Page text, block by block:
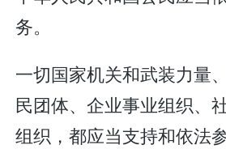
务。
一切国家机关和武装力量
民团体、企业事业组织、
组织，都应当支持和依法